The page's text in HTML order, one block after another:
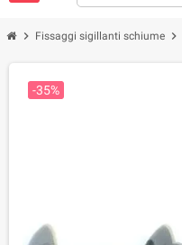
chevron_right Fissaggi sigillanti schiume chevron_right
-35%